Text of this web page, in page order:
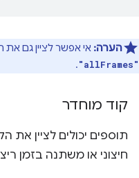
הערה: אי אפשר לציין גם את
"allFrames"
.
קוד מוחדר
תוספים יכולים לציין
חיצוני או משתנה בזמן